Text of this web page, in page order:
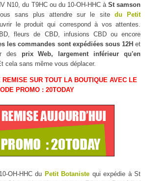
N10, du T9HC ou du 10-OH-HHC à St samson
sans plus attendre sur le site du Petit
le produit qui correspond à vos attentes.
fleurs de CBD, infusions CBD ou encore
les commandes sont expédiées sous 12H et
des prix Web, largement inférieur qu'en
cela sans même vous déplacer.
REMISE SUR TOUT LA BOUTIQUE AVEC LE
PROMO : 20TODAY
OH-HHC du Petit Botaniste qui expédie à St